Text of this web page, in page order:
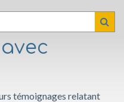
témoignages relatant